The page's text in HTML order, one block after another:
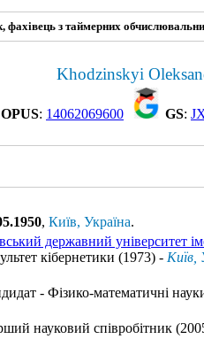
фахівець з таймерних
Khodzinskyi
: 14062069600 GS:
, Київ, Україна.
державний університет
кібернетики (1973) - Київ,
- Фізико-математичні
науковий співробітник